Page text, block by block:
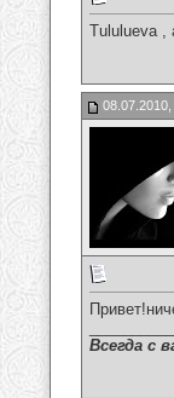
Tululueva ,
Всегда с